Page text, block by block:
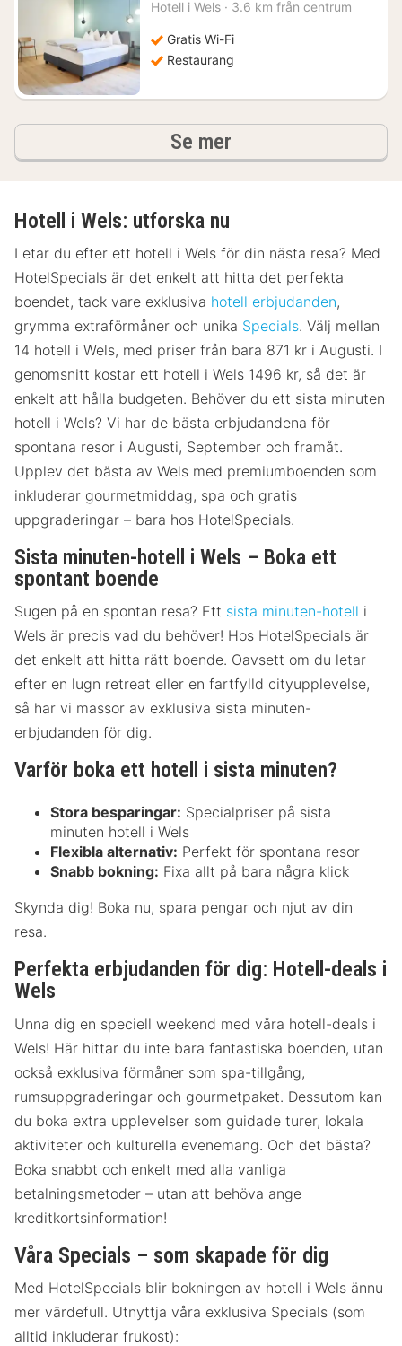
Hotell i Wels · 3.6 km från centrum
Gratis Wi-Fi
Restaurang
Se mer
Hotell i Wels: utforska nu
Letar du efter ett hotell i Wels för din nästa resa? Med
HotelSpecials är det enkelt att hitta det perfekta
boendet, tack vare exklusiva hotell erbjudanden,
grymma extraförmåner och unika Specials. Välj mellan
14 hotell i Wels, med priser från bara 871 kr i Augusti. I
genomsnitt kostar ett hotell i Wels 1496 kr, så det är
enkelt att hålla budgeten. Behöver du ett sista minuten
hotell i Wels? Vi har de bästa erbjudandena för
spontana resor i Augusti, September och framåt.
Upplev det bästa av Wels med premiumboenden som
inkluderar gourmetmiddag, spa och gratis
uppgraderingar – bara hos HotelSpecials.
Sista minuten-hotell i Wels – Boka ett
spontant boende
Sugen på en spontan resa? Ett sista minuten-hotell i
Wels är precis vad du behöver! Hos HotelSpecials är
det enkelt att hitta rätt boende. Oavsett om du letar
efter en lugn retreat eller en fartfylld cityupplevelse,
så har vi massor av exklusiva sista minuten-
erbjudanden för dig.
Varför boka ett hotell i sista minuten?
Stora besparingar: Specialpriser på sista
minuten hotell i Wels
Flexibla alternativ: Perfekt för spontana resor
Snabb bokning: Fixa allt på bara några klick
Skynda dig! Boka nu, spara pengar och njut av din
resa.
Perfekta erbjudanden för dig: Hotell-deals i
Wels
Unna dig en speciell weekend med våra hotell-deals i
Wels! Här hittar du inte bara fantastiska boenden, utan
också exklusiva förmåner som spa-tillgång,
rumsuppgraderingar och gourmetpaket. Dessutom kan
du boka extra upplevelser som guidade turer, lokala
aktiviteter och kulturella evenemang. Och det bästa?
Boka snabbt och enkelt med alla vanliga
betalningsmetoder – utan att behöva ange
kreditkortsinformation!
Våra Specials – som skapade för dig
Med HotelSpecials blir bokningen av hotell i Wels ännu
mer värdefull. Utnyttja våra exklusiva Specials (som
alltid inkluderar frukost):